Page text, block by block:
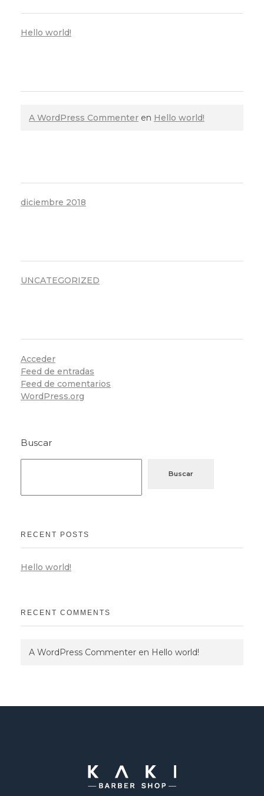
Hello world!
A WordPress Commenter en Hello world!
diciembre 2018
UNCATEGORIZED
Acceder
Feed de entradas
Feed de comentarios
WordPress.org
Buscar
Buscar
RECENT POSTS
Hello world!
RECENT COMMENTS
A WordPress Commenter en Hello world!